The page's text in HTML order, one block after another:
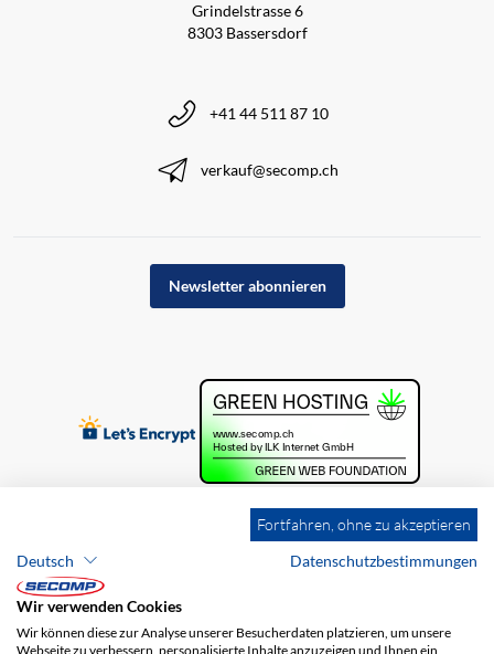
Grindelstrasse 6
8303 Bassersdorf
+41 44 511 87 10
verkauf@secomp.ch
Newsletter abonnieren
Fortfahren, ohne zu akzeptieren
Deutsch
Datenschutzbestimmungen
Wir verwenden Cookies
Wir können diese zur Analyse unserer Besucherdaten platzieren, um unsere
Webseite zu verbessern, personalisierte Inhalte anzuzeigen und Ihnen ein